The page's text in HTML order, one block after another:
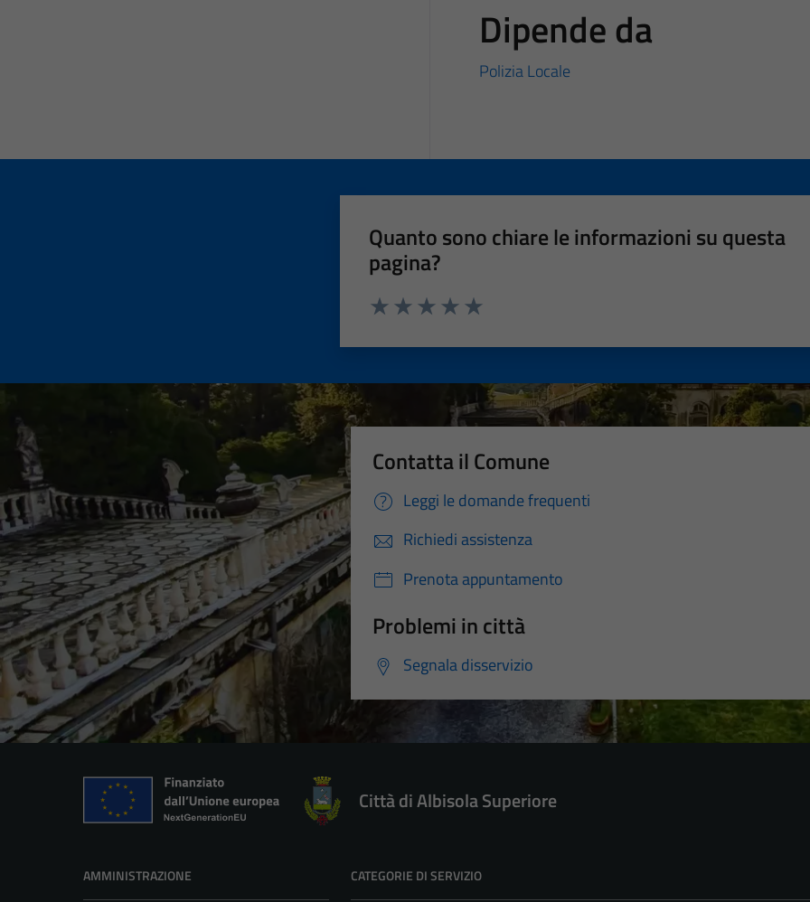
Dipende da
Polizia Locale
Quanto sono chiare le informazioni su questa
pagina?
Contatta il Comune
Leggi le domande frequenti
Richiedi assistenza
Prenota appuntamento
Problemi in città
Segnala disservizio
Città di Albisola Superiore
AMMINISTRAZIONE CATEGORIE DI SERVIZIO